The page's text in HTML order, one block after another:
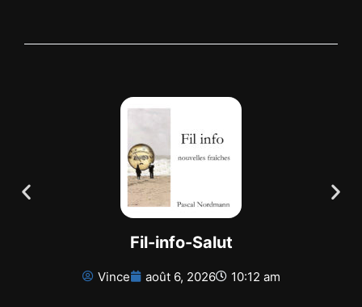
Fil-info-Salut
Vince août 6, 2026 10:12 am